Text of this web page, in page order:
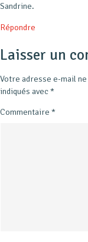
Sandrine.
Répondre
Laisser un
Votre adresse e-mail
indiqués avec*
Commentaire *